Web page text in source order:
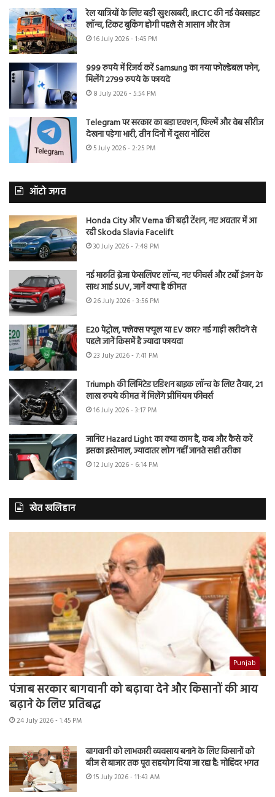
रेल यात्रियों के लिए बड़ी खुशखबरी, IRCTC की नई वेबसाइट
लॉन्च, टिकट बुकिंग होगी पहले से आसान और तेज
16 July 2026 - 1:45 PM
999 रुपये में रिजर्व करें Samsung का नया फोल्डेबल फोन,
मिलेंगे 2799 रुपये के फायदे
8 July 2026 - 5:54 PM
Telegram पर सरकार का बड़ा एक्शन, फिल्में और वेब सीरीज
देखना पड़ेगा भारी, तीन दिनों में दूसरा नोटिस
5 July 2026 - 2:25 PM
ऑटो जगत
Honda City और Verna की बढ़ी टेंशन, नए अवतार में आ
रही Skoda Slavia Facelift
30 July 2026 - 7:48 PM
नई मारुति ब्रेजा फेसलिफ्ट लॉन्च, नए फीचर्स और टर्बो इंजन के
साथ आई SUV, जानें क्या है कीमत
26 July 2026 - 3:56 PM
E20 पेट्रोल, फ्लेक्स फ्यूल या EV कार? नई गाड़ी खरीदने से
पहले जानें किसमें है ज्यादा फायदा
23 July 2026 - 7:41 PM
Triumph की लिमिटेड एडिशन बाइक लॉन्च के लिए तैयार, 21
लाख रुपये कीमत में मिलेंगे प्रीमियम फीचर्स
16 July 2026 - 3:17 PM
जानिए Hazard Light का क्या काम है, कब और कैसे करें
इसका इस्तेमाल, ज्यादातर लोग नहीं जानते सही तरीका
12 July 2026 - 6:14 PM
खेत खलिहान
Punjab
पंजाब सरकार बागवानी को बढ़ावा देने और किसानों की आय
बढ़ाने के लिए प्रतिबद्ध
24 July 2026 - 1:45 PM
बागवानी को लाभकारी व्यवसाय बनाने के लिए किसानों को
बीज से बाजार तक पूरा सहयोग दिया जा रहा है: मोहिंदर भगत
15 July 2026 - 11:43 AM